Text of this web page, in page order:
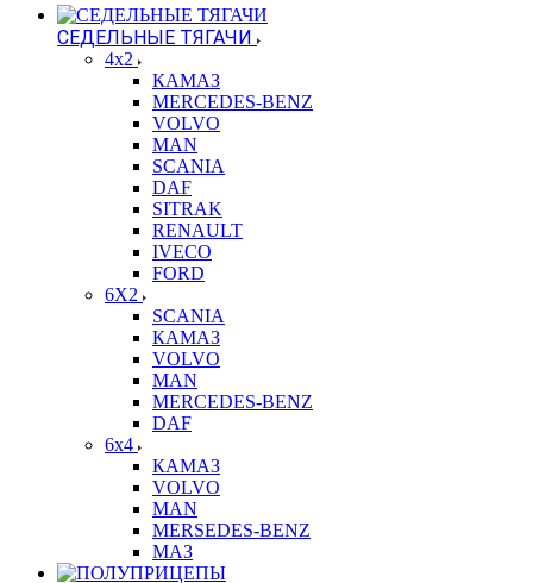
СЕДЕЛЬНЫЕ ТЯГАЧИ
4x2
КАМАЗ
MERCEDES-BENZ
VOLVO
MAN
SCANIA
DAF
SITRAK
RENAULT
IVECO
FORD
6X2
SCANIA
КАМАЗ
VOLVO
MAN
MERCEDES-BENZ
DAF
6x4
КАМАЗ
VOLVO
MAN
MERSEDES-BENZ
МАЗ